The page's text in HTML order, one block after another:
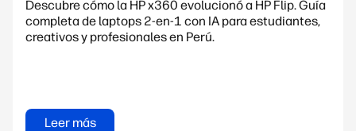
Descubre cómo la HP x360 evolucionó a HP Flip. Guía
completa de laptops 2-en-1 con IA para estudiantes,
creativos y profesionales en Perú.
Leer más